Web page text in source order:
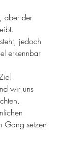
aber der
jedoch
erkennbar
wir uns
Gang setzen